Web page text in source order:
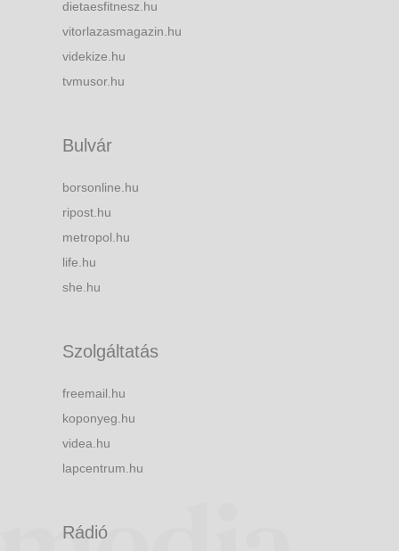
dietaesfitnesz.hu
vitorlazasmagazin.hu
videkize.hu
tvmusor.hu
Bulvár
borsonline.hu
ripost.hu
metropol.hu
life.hu
she.hu
Szolgáltatás
freemail.hu
koponyeg.hu
videa.hu
lapcentrum.hu
Rádió